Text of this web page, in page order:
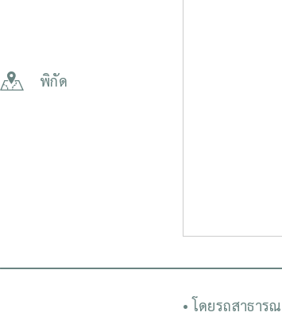
พิกัด
• โดยรถสาธาร